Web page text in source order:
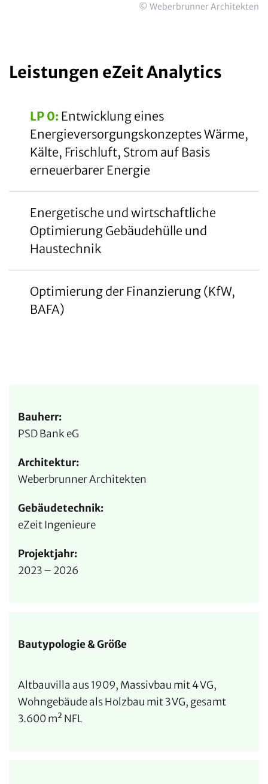
© Weberbrunner Architekten
Leistungen eZeit Analytics
LP 0: Entwicklung eines
Energieversorgungskonzeptes Wärme,
Kälte, Frischluft, Strom auf Basis
erneuerbarer Energie
Energetische und wirtschaftliche
Optimierung Gebäudehülle und
Haustechnik
Optimierung der Finanzierung (KfW,
BAFA)
Bauherr:
PSD Bank eG
Architektur:
Weberbrunner Architekten
Gebäudetechnik:
eZeit Ingenieure
Projektjahr:
2023 – 2026
Bautypologie & Größe
Altbauvilla aus 1909, Massivbau mit 4 VG,
Wohngebäude als Holzbau mit 3 VG, gesamt
3.600 m² NFL